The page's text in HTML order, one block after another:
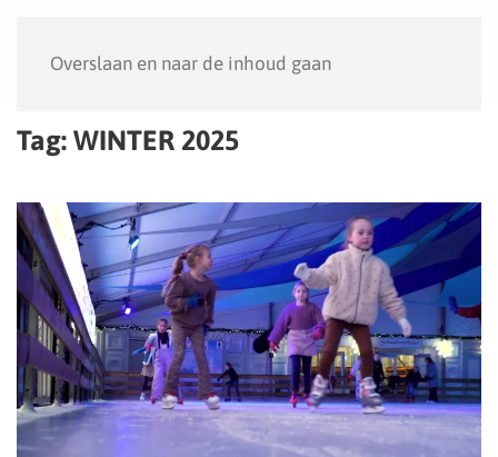
Overslaan en naar de inhoud gaan
Tag: WINTER 2025